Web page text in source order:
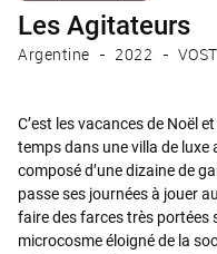
Les Agitateurs
Argentine 2022 VOST
C’est les vacances de Noël
temps dans une villa de luxe
composé d’une dizaine de
passe ses journées à jouer
faire des farces très portées
microcosme éloigné de la